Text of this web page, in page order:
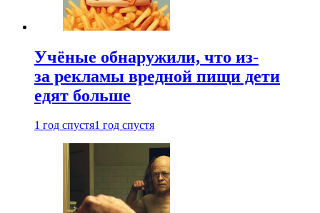
Учёные обнаружили, что из-
за рекламы вредной пищи дети
едят больше
1 год спустя1 год спустя